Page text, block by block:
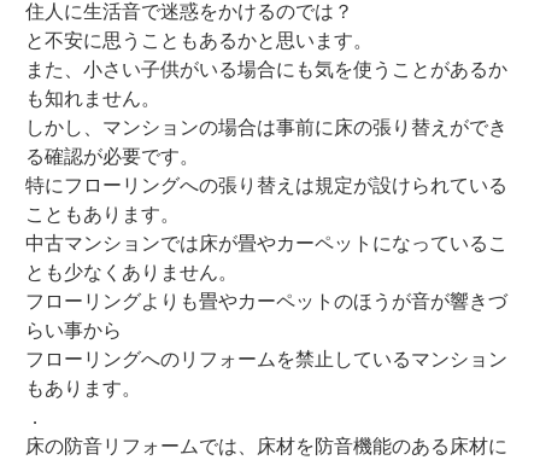
住人に生活音で迷惑をかけるのでは？
と不安に思うこともあるかと思います。
また、小さい子供がいる場合にも気を使うことがあるか
も知れません。
しかし、マンションの場合は事前に床の張り替えができ
る確認が必要です。
特にフローリングへの張り替えは規定が設けられている
こともあります。
中古マンションでは床が畳やカーペットになっているこ
とも少なくありません。
フローリングよりも畳やカーペットのほうが音が響きづ
らい事から
フローリングへのリフォームを禁止しているマンション
もあります。
．
床の防音リフォームでは、床材を防音機能のある床材に